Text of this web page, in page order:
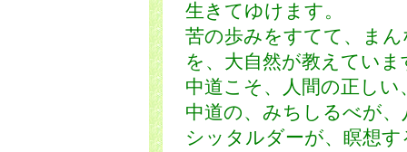
生きてゆけます。
苦の歩みをすてて、ま
を、大自然が教えていま
中道こそ、人間の正し
中道の、みちしるべが、
シッタルダーが、瞑想